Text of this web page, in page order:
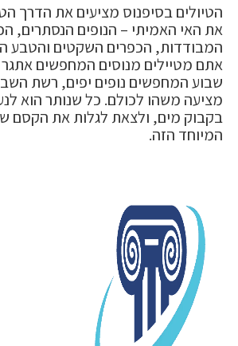
הטיולים בסיפנוס מציעים את הדרך
את האי האמיתי – הנופים הנסתרים,
המבודדות, הכפרים השקטים והטבע
אתם מטיילים מנוסים המחפשים אתגר
שבוע המחפשים נופים יפים, רשת
מציעה משהו לכולם. כל שנותר הוא
בקבוק מים, ולצאת לגלות את הקסם
המיוחד הזה.